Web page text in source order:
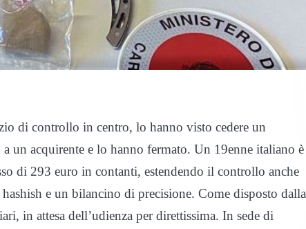
di controllo in centro, lo hanno visto cedere un
un acquirente e lo hanno fermato. Un 19enne italiano è
di 293 euro in contanti, estendendo il controllo anche
e un bilancino di precisione. Come disposto dalla
in attesa dell’udienza per direttissima. In sede di